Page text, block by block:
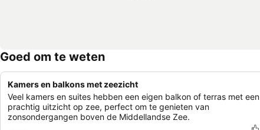
Goed om te weten
Kamers en balkons met zeezicht
Veel kamers en suites hebben een eigen balkon of terras met een
prachtig uitzicht op zee, perfect om te genieten van
zonsondergangen boven de Middellandse Zee.